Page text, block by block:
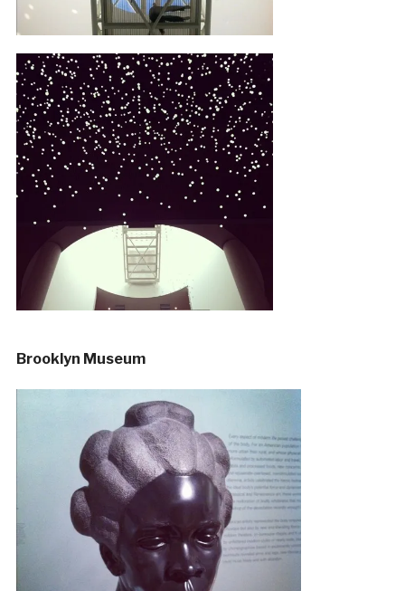
Brooklyn Museum